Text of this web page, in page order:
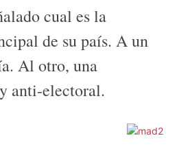
cual es la
de su país. A un
Al otro, una
anti-electoral.